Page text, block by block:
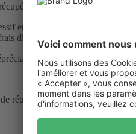
des biens ou jusqu’à
et, au plus tard, dans les
directs de retour des biens
du bien résultant de
rétractation ne s’applique pas